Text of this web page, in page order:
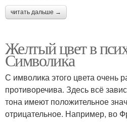
читать дальше →
Желтый цвет в
Символика
С имволика этого цвета очень
противоречива. Здесь всё
тона имеют положительное
отрицательное. Например, во